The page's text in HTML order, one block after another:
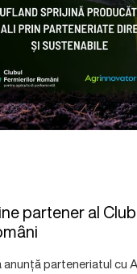
partener al
anunță parteneriatul cu